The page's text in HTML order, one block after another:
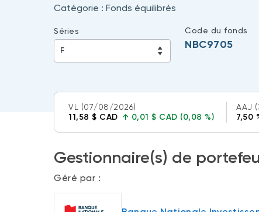
Catégorie : Fonds équilibrés
Séries Code du fonds
NBC9705
VL (07/08/2026)
11,58 $ CAD ↑ 0,01 $ CAD (0,08 %)
AAJ
7,50
Gestionnaire(s) de
Géré par :